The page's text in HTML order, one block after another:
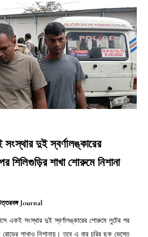
দুই স্বর্ণালঙ্কারের
শিলিগুড়ির শাখা শোরুমে নিশানা
Journal
রোডের শাখাও নিশানায়। তবে এ বার চুরির ছক ভেস্তে